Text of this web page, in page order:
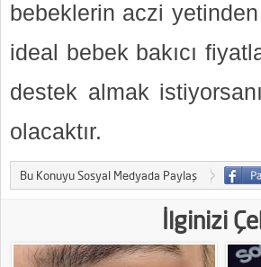
bebeklerin aczi
ideal bebek bakıcı
destek almak
olacaktır.
Bu Konuyu Sosyal Medyada Paylaş
İlginizi